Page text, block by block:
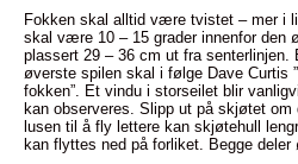
Fokken skal alltid være tvistet – mer i
skal være 10 – 15 grader innenfor den
plassert 29 – 36 cm ut fra
øverste spilen skal i følge Dave Curtis
fokken”. Et vindu i storseilet blir
kan observeres. Slipp ut på skjøtet
lusen til å fly lettere kan skjøtehull
kan flyttes ned på forliket. Begge